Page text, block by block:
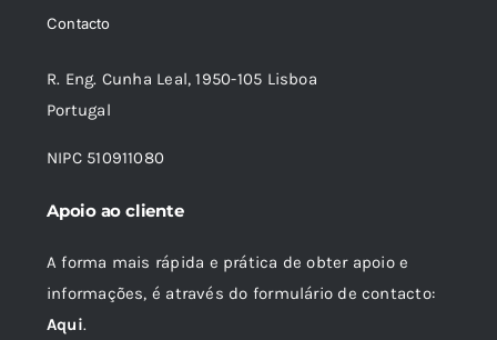
33,50 €.30,15 €.
Contacto
R. Eng. Cunha Leal, 1950-105 Lisboa
Portugal
NIPC 510911080
Apoio ao cliente
A forma mais rápida e prática de obter apoio e
informações, é através do formulário de contacto:
Aqui.